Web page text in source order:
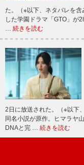
た。（※以下、ネタバレを
した学園ドラマ「GTO」が
… 続きを読む
2日に放送された。（※以
同名小説が原作。ヒマラヤ
DNAと完 … 続きを読む